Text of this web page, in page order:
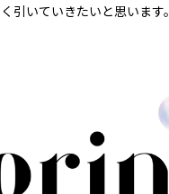
引いていきたいと思います。